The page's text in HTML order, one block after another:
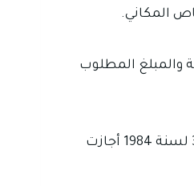
المكاني.
المطلوب
أقوى مستند في هذه الدعوى هو أصل الصك مع ما يثبت تقديمه للمصرف وعدم الوفاء بقيمته لأن المادة 169 من قانون التجارة العراقي رقم 30 لسنة 1984 أجازت